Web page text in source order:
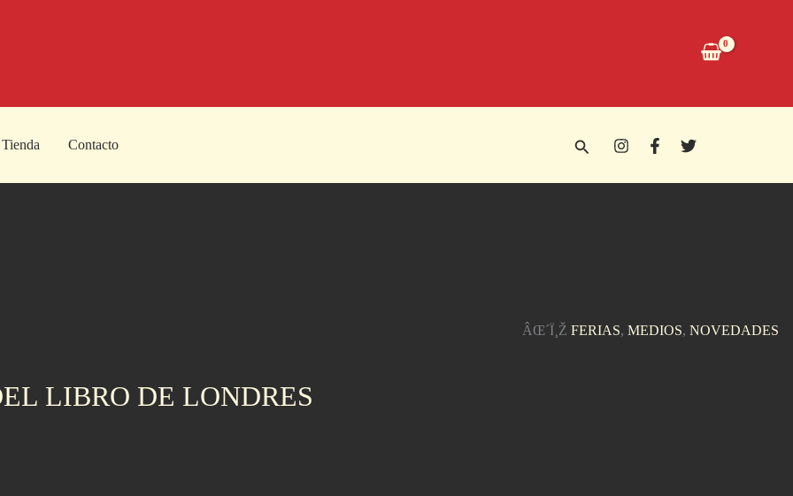
Tienda Contacto Buscar
ÂŒ´Ï¸Ž FERIAS, MEDIOS, NOVEDADES
LIBRO DE LONDRES